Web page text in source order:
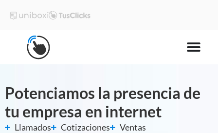
Potenciamos la presencia de
tu empresa en internet
Llamados Cotizaciones Ventas